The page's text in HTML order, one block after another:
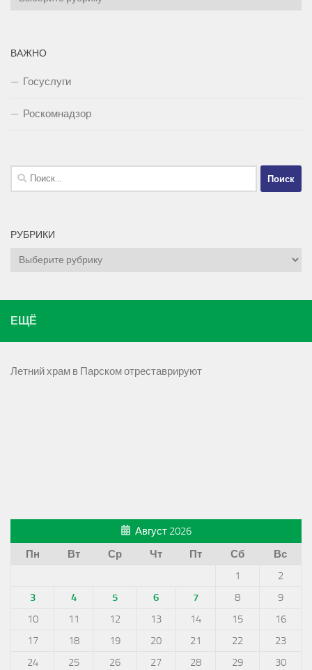
ВАЖНО
Госуслуги
Роскомнадзор
Найти:
РУБРИКИ
Рубрики
ЕЩЁ
Летний храм в Парском отреставрируют
Август 2026
Пн
Вт Ср Чт Пт Сб
Вс
1
2
3
4 5 6 7 8
9
10
11 12 13 14 15
16
17
18 19 20 21 22
23
24
25 26 27 28 29
30